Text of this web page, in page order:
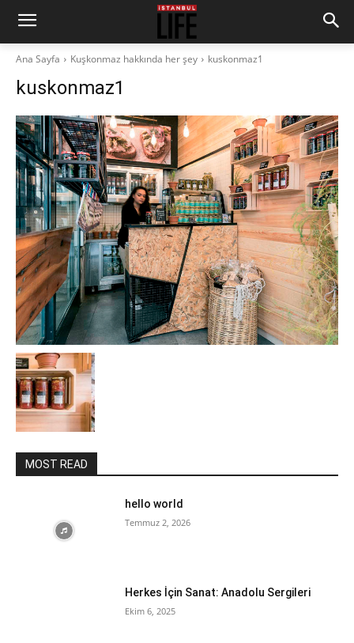
Ana Sayfa Kuşkonmaz hakkında her şey kuskonmaz1
kuskonmaz1
MOST READ
hello world
Temmuz 2, 2026
Herkes İçin Sanat: Anadolu Sergileri
Ekim 6, 2025